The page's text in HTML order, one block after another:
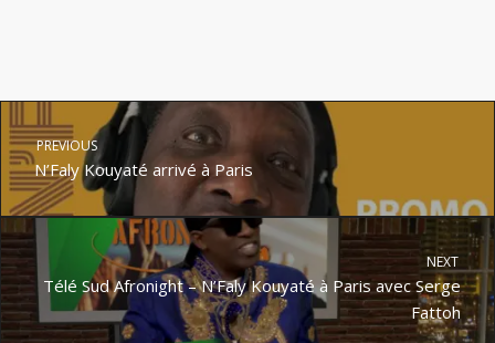
PREVIOUS
N’Faly Kouyaté arrivé à Paris
NEXT
Télé Sud Afronight – N’Faly Kouyaté à Paris avec Serge
Fattoh
Nederlands (België)